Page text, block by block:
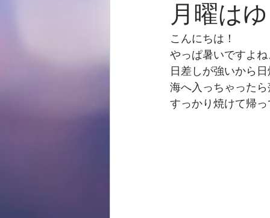
月曜は
こんにちは！
やっぱ暑いですよ
日差しが強いから
海へ入っちゃった
すっかり焼けて帰